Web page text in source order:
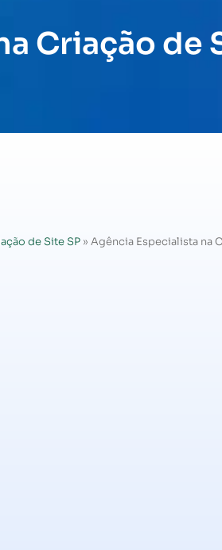
Criação de
de Site SP » Agência Especialista na